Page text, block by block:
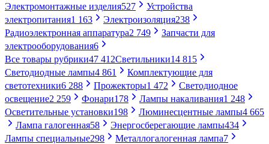
Электромонтажные изделия527
Устройства
электропитания1 163 Электроизоляция238
Радиоэлектронная аппаратура2 749
Запчасти для
электрооборудования6
Все товары рубрики47 412Светильники14 815
Светодиодные лампы4 861
Комплектующие для
светотехники6 288 Прожекторы1 472
Светодиодное
освещение2 259 Фонари178 Лампы накаливания1 248
Осветительные установки198 Люминесцентные лампы4 665
Лампа галогенная58 Энергосберегающие лампы434
Лампы специальные298 Металлогалогенная лампа7